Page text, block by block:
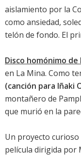
aislamiento por la
como ansiedad,
telón de fondo. El
Disco homónimo de
en La Mina. Como
(canción para Iñaki
montañero de
que murió en la
Un proyecto curioso
película dirigida por